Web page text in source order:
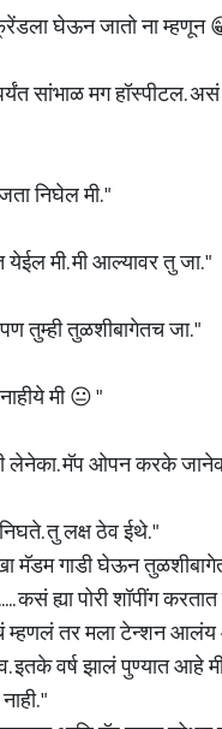
घेऊन जातो ना म्हणून
सांभाळ मग हॉस्पीटल.
निघेल मी. "
येईल मी. मी आल्यावर तु जा. "
तुम्ही तुळशीबागेतच जा. "
मी 😐 "
लेनेका. मॅप ओपन करके
तु लक्ष ठेव ईथे. "
मॅडम गाडी घेऊन
कसं ह्या पोरी शॉपींग
तर मला टेन्शन आलंय
इतके वर्ष झालं पुण्यात आहे
"